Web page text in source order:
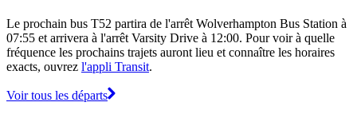
Le prochain bus T52 partira de l'arrêt Wolverhampton Bus Station à
07:55 et arrivera à l'arrêt Varsity Drive à 12:00. Pour voir à quelle
fréquence les prochains trajets auront lieu et connaître les horaires
exacts, ouvrez l'appli Transit.
Voir tous les départs